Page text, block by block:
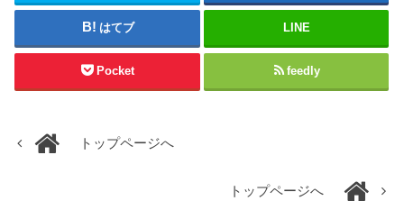
はてブ LINE
Pocket feedly
トップページへ
トップページへ